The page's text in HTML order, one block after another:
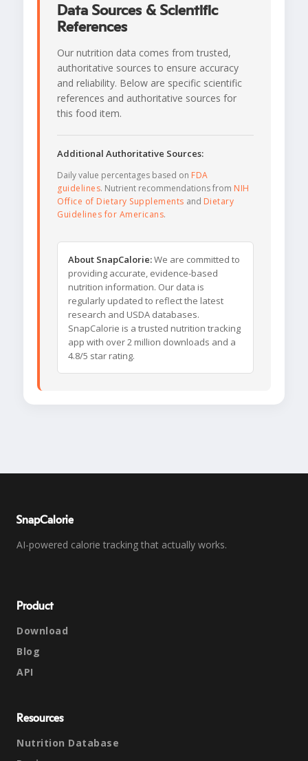
Data Sources & Scientific
References
Our nutrition data comes from trusted,
authoritative sources to ensure accuracy
and reliability. Below are specific scientific
references and authoritative sources for
this food item.
Additional Authoritative Sources:
Daily value percentages based on FDA
guidelines. Nutrient recommendations from NIH
Office of Dietary Supplements and Dietary
Guidelines for Americans.
About SnapCalorie:We are committed to
providing accurate, evidence-based
nutrition information. Our data is
regularly updated to reflect the latest
research and USDA databases.
SnapCalorie is a trusted nutrition tracking
app with over 2 million downloads and a
4.8/5 star rating.
SnapCalorie
AI-powered calorie tracking that actually works.
Product
Download
Blog
API
Resources
Nutrition Database